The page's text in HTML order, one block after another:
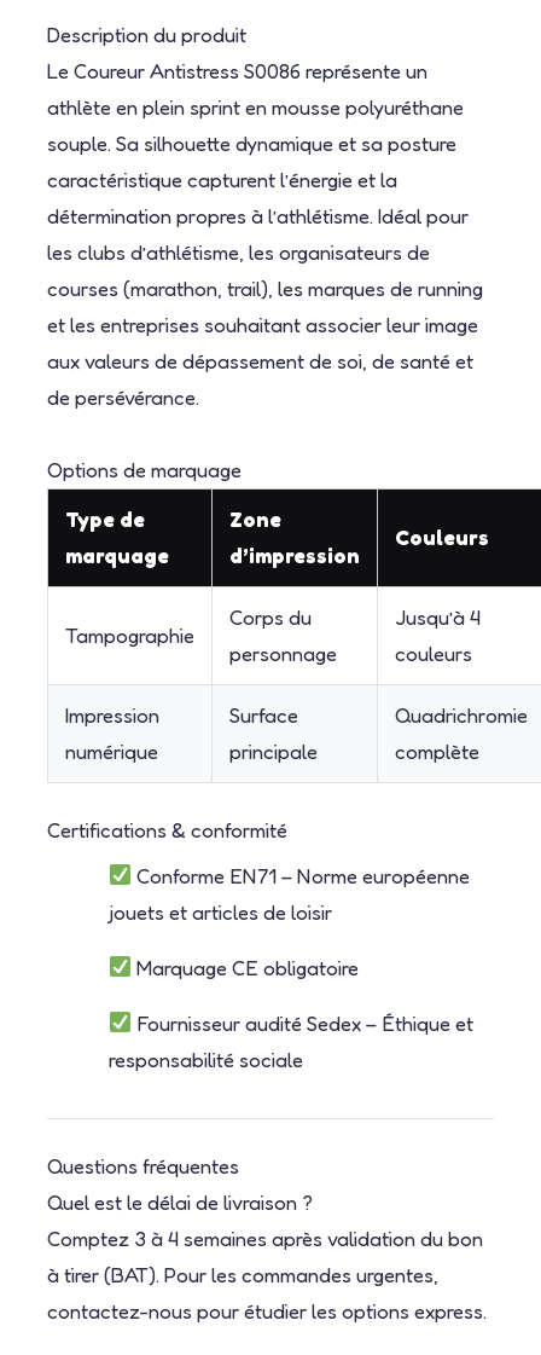
Description du produit
Le Coureur Antistress S0086 représente un
athlète en plein sprint en mousse polyuréthane
souple. Sa silhouette dynamique et sa posture
caractéristique capturent l’énergie et la
détermination propres à l’athlétisme. Idéal pour
les clubs d’athlétisme, les organisateurs de
courses (marathon, trail), les marques de running
et les entreprises souhaitant associer leur image
aux valeurs de dépassement de soi, de santé et
de persévérance.
Options de marquage
Type de
marquage
Zone
d’impression
Couleurs
Tampographie
Corps du
personnage
Jusqu’à 4
couleurs
Impression
numérique
Surface
principale
Quadrichromie
complète
Certifications & conformité
Conforme EN71 – Norme européenne
jouets et articles de loisir
Marquage CE obligatoire
Fournisseur audité Sedex – Éthique et
responsabilité sociale
Questions fréquentes
Quel est le délai de livraison ?
Comptez 3 à 4 semaines après validation du bon
à tirer (BAT). Pour les commandes urgentes,
contactez-nous pour étudier les options express.